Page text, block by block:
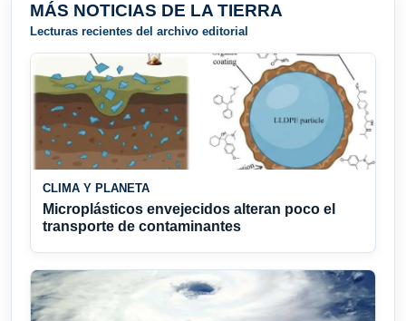
MÁS NOTICIAS DE LA TIERRA
Lecturas recientes del archivo editorial
CLIMA Y PLANETA
Microplásticos envejecidos alteran poco el
transporte de contaminantes